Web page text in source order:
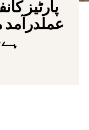
پارٹیز
عملدرآمد